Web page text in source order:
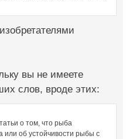
вы не имеете
слов, вроде этих:
о том, что рыба
или об устойчивости рыбы с